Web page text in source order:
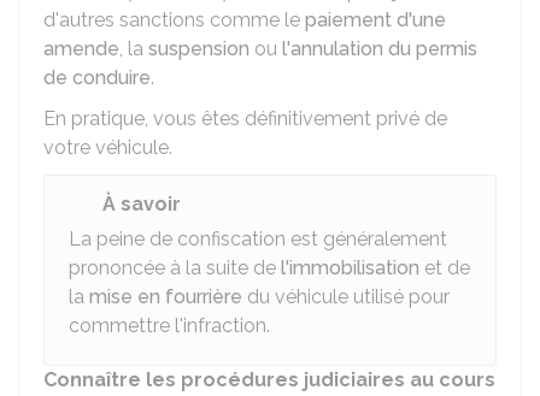
d'autres sanctions comme le paiement d'une
amende, la suspension ou l'annulation du permis
de conduire.
En pratique, vous êtes définitivement privé de
votre véhicule.
À savoir
La peine de confiscation est généralement
prononcée à la suite de l'immobilisation et de
la mise en fourrière du véhicule utilisé pour
commettre l'infraction.
Connaître les procédures judiciaires au cours